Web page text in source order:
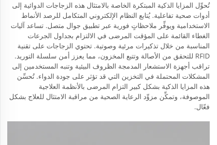
تُحوِّل المزايا الذكية المبتكرة الخاصة بالامتثال هذه الزجاجات الدوائية إلى
أدوات صحية تفاعلية. يُتابع النظام الإلكتروني المتكامل للرصد الأنماط
الاستخدامية ويوفِّر ملاحظاتٍ فورية عبر تطبيق جوال متصل. تساعد آليات
الغطاء القائمة على المؤقت المرضى في الالتزام بجداول الجرعات
المناسبة من خلال تذكيرات مرئية وصوتية. تحتوي الزجاجات على تقنية
RFID للتحقق من الأصالة وتتبع المخزون، مما يعزز أمن سلسلة التوريد.
تراقب أجهزة الاستشعار المدمجة الظروف البيئية وتنبه المستخدمين إلى
المشكلات المحتملة في التخزين التي قد تؤثر على جودة الدواء. تُحسِّن
هذه المزايا الذكية بشكل كبير التزام المرضى بالأنظمة العلاجية
الموصوفة، وتمكِّن مزوِّد الرعاية الصحية من مراقبة الامتثال للعلاج بشكل
فعّال.